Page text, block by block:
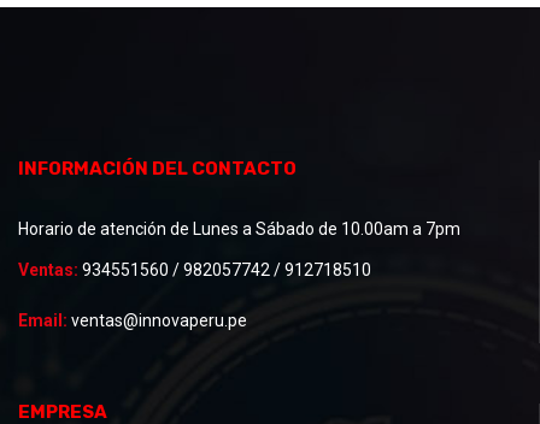
INFORMACIÓN DEL CONTACTO
Horario de atención de Lunes a Sábado de 10.00am a 7pm
Ventas: 934551560 / 982057742 / 912718510
Email: ventas@innovaperu.pe
EMPRESA